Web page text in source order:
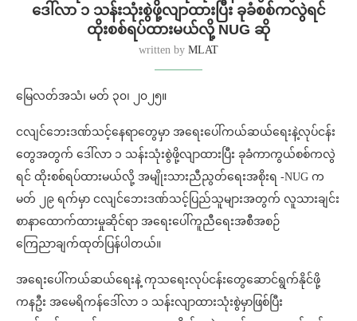
ဒေါ်လာ ၁ သန်းသုံးစွဲဖို့လျာထားပြီး ခုခံစစ်ကလွဲရင်
ထိုးစစ်ရပ်ထားမယ်လို့ NUG ဆို
written by MLAT
မြေလတ်အသံ၊ မတ် ၃၀၊ ၂၀၂၅။
ငလျင်ဘေးဒဏ်သင့်နေရာတွေမှာ အရေးပေါ်ကယ်ဆယ်ရေးနဲ့လုပ်ငန်း
တွေအတွက် ဒေါ်လာ ၁ သန်းသုံးစွဲဖို့လျာထားပြီး ခုခံကာကွယ်စစ်ကလွဲ
ရင် ထိုးစစ်ရပ်ထားမယ်လို့ အမျိုးသားညီညွတ်ရေးအစိုးရ -NUG က
မတ် ၂၉ ရက်မှာ ငလျင်ဘေးဒဏ်သင့်ပြည်သူများအတွက် လူသားချင်း
စာနာထောက်ထားမှုဆိုင်ရာ အရေးပေါ်ကူညီရေးအစီအစဉ်
ကြေညာချက်ထုတ်ပြန်ပါတယ်။
အရေးပေါ်ကယ်ဆယ်ရေးနဲ့ ကုသရေးလုပ်ငန်းတွေဆောင်ရွက်နိုင်ဖို့
ကနဦး အမေရိကန်ဒေါ်လာ ၁ သန်းလျာထားသုံးစွဲမှာဖြစ်ပြီး